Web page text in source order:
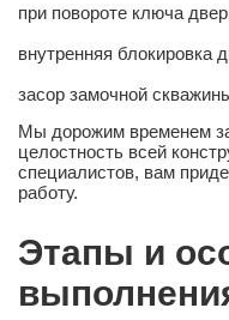
при повороте ключа
внутренняя блокировка
засор замочной
Мы дорожим временем
целостность всей
специалистов, вам
работу.
Этапы и